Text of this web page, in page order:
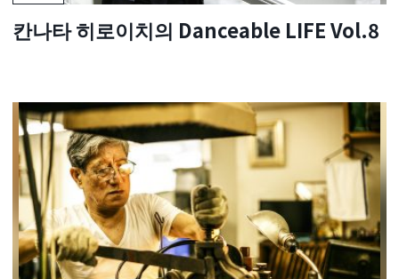
칸나타 히로이치의 Danceable LIFE Vol.8